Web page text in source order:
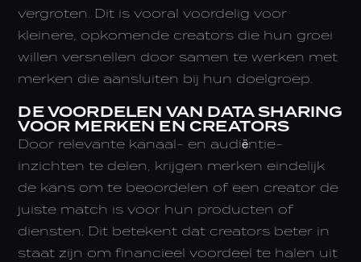
vergroten. Dit is vooral voordelig voor
kleinere, opkomende creators die hun groei
willen versnellen door samen te werken met
merken die aansluiten bij hun doelgroep.
DE VOORDELEN VAN DATA SHARING
VOOR MERKEN EN CREATORS
Door relevante kanaal- en audiëntie-
inzichten te delen, krijgen merken eindelijk
de kans om te beoordelen of een creator de
juiste match is voor hun producten of
diensten. Dit betekent dat creators beter in
staat zijn om financieel voordeel te halen uit